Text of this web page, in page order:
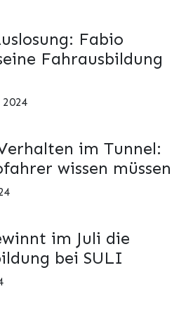
Fabio
Fahrausbildung
im Tunnel:
wissen müssen
im Juli die
bei SULI